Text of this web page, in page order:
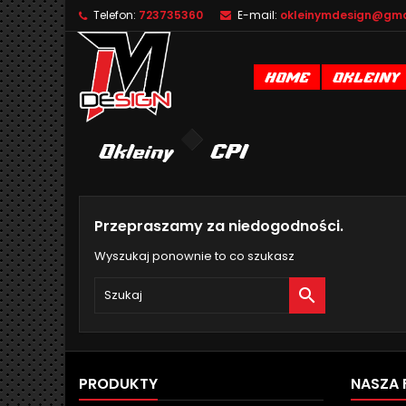
Telefon: 723735360 E-mail:
HOME OKLEINY
Okleiny CPI
Przepraszamy za niedogodności.
Wyszukaj ponownie to co szukasz

PRODUKTY NASZA